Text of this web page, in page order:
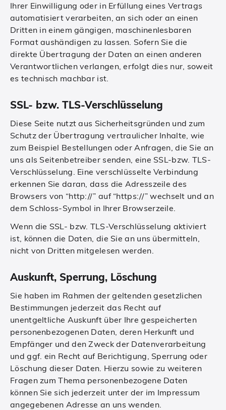
Ihrer Einwilligung oder in Erfüllung eines Vertrags
automatisiert verarbeiten, an sich oder an einen
Dritten in einem gängigen, maschinenlesbaren
Format aushändigen zu lassen. Sofern Sie die
direkte Übertragung der Daten an einen anderen
Verantwortlichen verlangen, erfolgt dies nur, soweit
es technisch machbar ist.
SSL- bzw. TLS-Verschlüsselung
Diese Seite nutzt aus Sicherheitsgründen und zum
Schutz der Übertragung vertraulicher Inhalte, wie
zum Beispiel Bestellungen oder Anfragen, die Sie an
uns als Seitenbetreiber senden, eine SSL-bzw. TLS-
Verschlüsselung. Eine verschlüsselte Verbindung
erkennen Sie daran, dass die Adresszeile des
Browsers von “http://” auf “https://” wechselt und an
dem Schloss-Symbol in Ihrer Browserzeile.
Wenn die SSL- bzw. TLS-Verschlüsselung aktiviert
ist, können die Daten, die Sie an uns übermitteln,
nicht von Dritten mitgelesen werden.
Auskunft, Sperrung, Löschung
Sie haben im Rahmen der geltenden gesetzlichen
Bestimmungen jederzeit das Recht auf
unentgeltliche Auskunft über Ihre gespeicherten
personenbezogenen Daten, deren Herkunft und
Empfänger und den Zweck der Datenverarbeitung
und ggf. ein Recht auf Berichtigung, Sperrung oder
Löschung dieser Daten. Hierzu sowie zu weiteren
Fragen zum Thema personenbezogene Daten
können Sie sich jederzeit unter der im Impressum
angegebenen Adresse an uns wenden.